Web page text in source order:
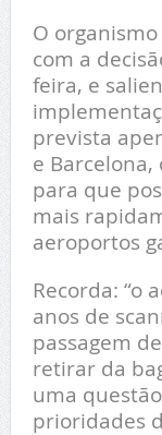
O
com a
feira, e
prevista
e Barcelona,
para que
mais
aeroportos
Recorda: “o
anos de
passagem
retirar da
uma
prioridades